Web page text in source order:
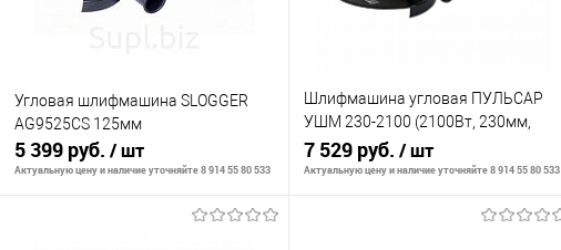
Угловая шлифмашина SLOGGER
AG9525CS 125мм
5 399 руб. / шт
Актуальную цену и наличие уточняйте 8 914 55 80 533
Шлифмашина угловая ПУЛЬСАР
УШМ 230-2100 (2100Вт, 230мм,
6500 об/мин, 5 кг)
7 529 руб. / шт
Актуальную цену и наличие уточняйте 8 914 55 80 533